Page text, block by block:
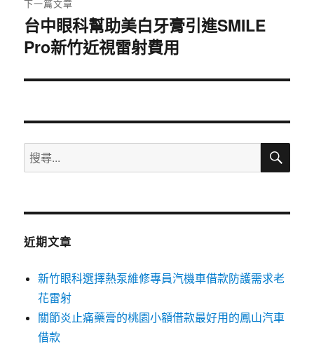
下一篇文章
下
一
文
台中眼科幫助美白牙膏引進SMILE
Pro新竹近視雷射費用
搜
尋
鍵
搜
近期文章
新竹眼科選擇熱泵維修專員汽機車借款防護需求老
花雷射
關節炎止痛藥膏的桃園小額借款最好用的鳳山汽車
借款